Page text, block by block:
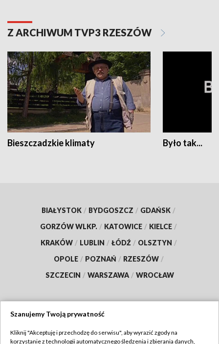
Z ARCHIWUM TVP3 RZESZÓW
Bieszczadzkie klimaty Było tak...
BIAŁYSTOK / BYDGOSZCZ / GDAŃSK /
GORZÓW WLKP. / KATOWICE / KIELCE /
KRAKÓW / LUBLIN / ŁÓDŹ / OLSZTYN /
OPOLE / POZNAŃ / RZESZÓW /
SZCZECIN / WARSZAWA / WROCŁAW
Szanujemy Twoją prywatność
Kliknij "Akceptuję i przechodzę do serwisu", aby wyrazić zgody na
korzystanie z technologii automatycznego śledzenia i zbierania danych,